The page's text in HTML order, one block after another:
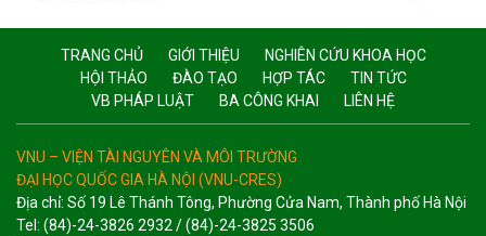
TRANG CHỦ GIỚI THIỆU
NGHIÊN CỨU KHOA HỌC
HỘI THẢO
ĐÀO TẠO HỢP TÁC
TIN TỨC
VB PHÁP LUẬT
BA CÔNG KHAI LIÊN HỆ
VNU – VIỆN TÀI NGUYÊN VÀ MÔI TRƯỜNG
ĐẠI HỌC QUỐC GIA HÀ NỘI (VNU-CRES)
Địa chỉ: Số 19 Lê Thánh Tông, Phường Cửa Nam, Thành phố Hà Nội
Tel: (84)-24-3826 2932 / (84)-24-3825 3506